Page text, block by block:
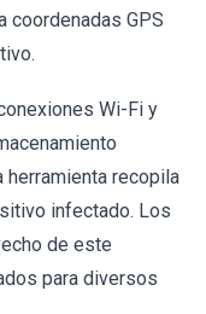
coordenadas GPS
Wi-Fi y
recopila
infectado. Los
de este
para diversos